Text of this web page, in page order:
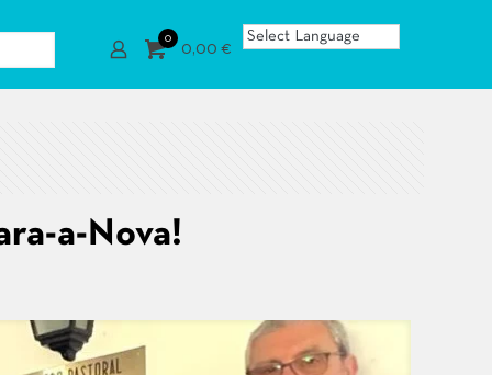
0
0,00 €
a-Nova!